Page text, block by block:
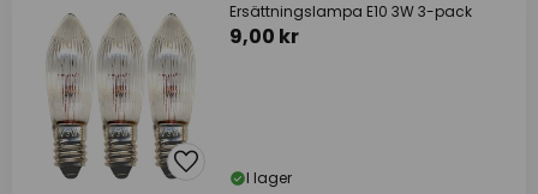
Ersättningslampa E10 3W 3-pack
9,00 kr
I lager